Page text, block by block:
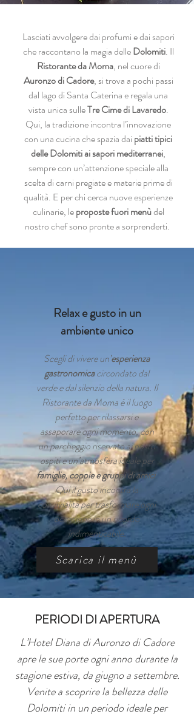
Lasciati avvolgere dai profumi e dai sapori
che raccontano la magia delleDolomiti. Il
Ristorante da Moma, nel cuore di
Auronzo di Cadore, si trova a pochi passi
dal lago di Santa Caterina e regala una
vista unica sulleTre Cime di Lavaredo.
Qui, la tradizione incontra l’innovazione
con una cucina che spazia dai piatti tipici
delle Dolomiti ai sapori mediterranei,
sempre con un’attenzione speciale alla
scelta di carni pregiate e materie prime di
qualità. E per chi cerca nuove esperienze
culinarie, leproposte fuori menùdel
nostro chef sono pronte a sorprenderti.
Relax e gusto in un
ambiente unico
Scegli di vivere un’esperienza
gastronomicacircondato dal
verde e dal silenzio della natura. Il
Ristorante da Moma è il luogo
perfetto per rilassarsi e
assaporare ogni momento, con
un parcheggio riservato ai nostri
ospiti e un’atmosfera ideale per
famiglie, coppie e gruppi di amici.
Qui il gusto incontra la
convivialità per trasformare ogni
occasione in un ricordo
indimenticabile.
Scarica il menù
PERIODI DI APERTURA
L’Hotel Diana di Auronzo di Cadore
apre le sue porte ogni anno durante la
stagione estiva, da giugno a settembre.
Venite a scoprire la bellezza delle
Dolomiti in un periodo ideale per